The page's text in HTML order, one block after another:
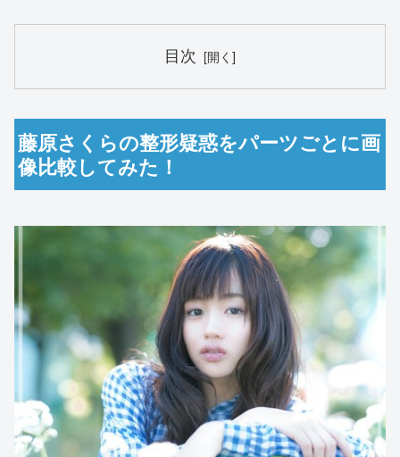
目次
藤原さくらの整形疑惑をパーツごとに画
像比較してみた！